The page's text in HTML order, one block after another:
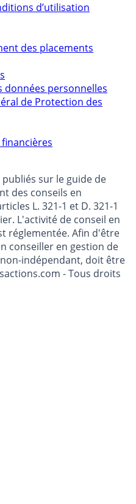
d’utilisation
des placements
données personnelles
de Protection des
sur le guide de
des conseils en
L. 321-1 et D. 321-1
L'activité de conseil en
réglementée. Afin d'être
conseiller en gestion de
indépendant, doit être
- Tous droits